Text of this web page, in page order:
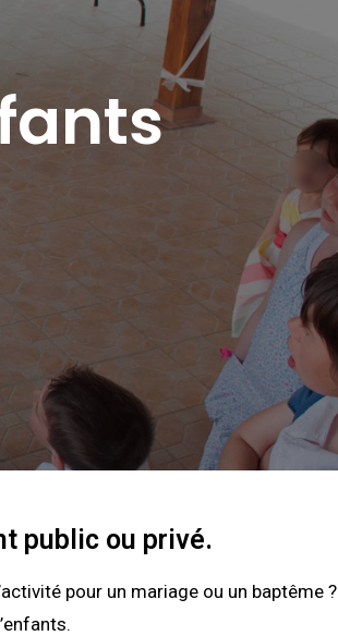
public ou privé.
pour un mariage ou un baptême ?